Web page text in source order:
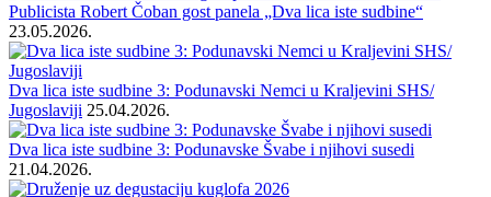
Publicista Robert Čoban gost panela „Dva lica iste sudbine“
23.05.2026.
Dva lica iste sudbine 3: Podunavski Nemci u Kraljevini SHS/
Jugoslaviji 25.04.2026.
Dva lica iste sudbine 3: Podunavske Švabe i njihovi susedi
21.04.2026.